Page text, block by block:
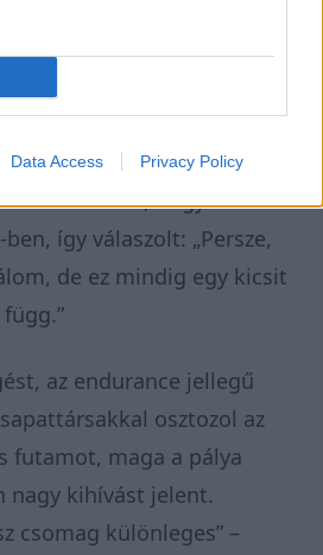
Data Access Privacy Policy
a vereséget. Max
már erre a bejegyzésre
aligha most láttuk utoljára
fogunk térni, haver” –
a kérdésre, hogy tervezi-e
így válaszolt: „Persze,
de ez mindig egy kicsit
az endurance jellegű
osztozol az
futamot, maga a pálya
nagy kihívást jelent.
csomag különleges” –